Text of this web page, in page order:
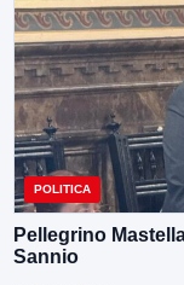
POLITICA
Pellegrino
Sannio